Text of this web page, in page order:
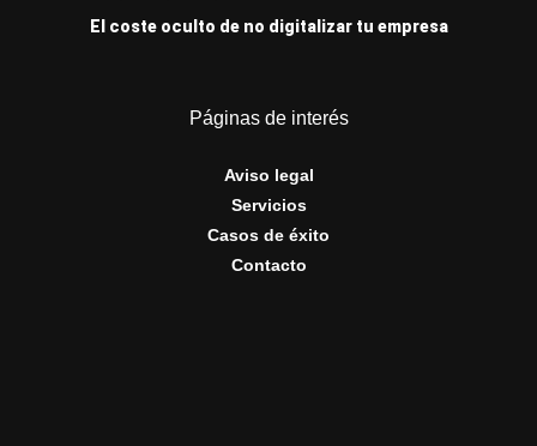
El coste oculto de no digitalizar tu empresa
Páginas de interés
Aviso legal
Servicios
Casos de éxito
Contacto